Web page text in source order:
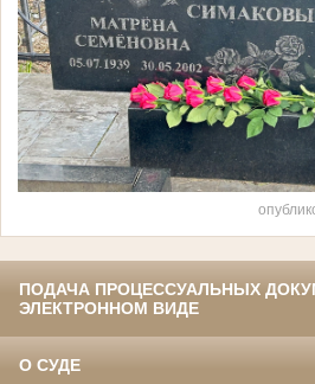
ПОДАЧА ПРОЦЕССУАЛЬНЫХ
ЭЛЕКТРОННОМ ВИДЕ
О СУДЕ